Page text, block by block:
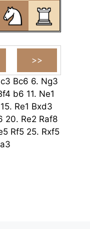
c3 Bc6 6. Ng3
b6 11. Ne1
15. Re1 Bxd3
20. Re2 Raf8
Rf5 25. Rxf5
a3